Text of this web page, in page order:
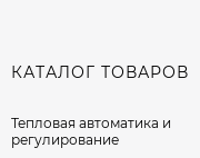
КАТАЛОГ ТОВАРОВ
Тепловая автоматика и
регулирование